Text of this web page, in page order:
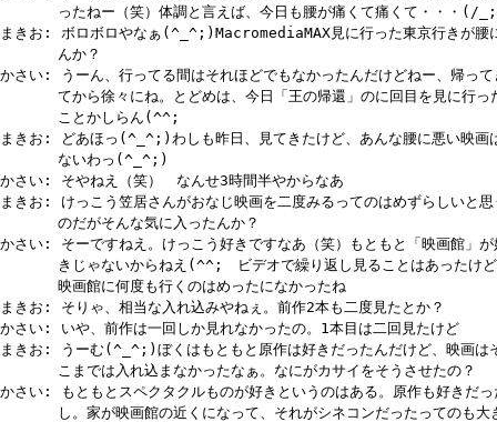
ったねー（笑）体調と言えば、今日も腰が痛くて痛くて・・・(/
まきお: ボロボロやなぁ(^_^;)MacromediaMAX見に行った東京行きが腰
んか？
かさい: うーん、行ってる間はそれほどでもなかったんだけどねー、帰って
てから徐々にね。とどめは、今日「王の帰還」のに回目を見に行っ
ことかしらん(^^;
まきお: どあほっ(^_^;)わしも昨日、見てきたけど、あんな腰に悪い映画
ないわっ(^_^;)
かさい: そやねえ（笑） なんせ3時間半やからなあ
まきお: けっこう笠居さんがおなじ映画を二度みるってのはめずらしいと思
のだがそんな気に入ったんか？
かさい: そーですねえ。けっこう好きですなあ（笑）もともと「映画館」が
きじゃないからねえ(^^; ビデオで繰り返し見ることはあったけど
映画館に何度も行くのはめったになかったね
まきお: そりゃ、相当な入れ込みやねぇ。前作2本も二度見たとか？
かさい: いや、前作は一回しか見れなかったの。1本目は二回見たけど
まきお: うーむ(^_^;)ぼくはもともと原作は好きだったんだけど、映画は
こまでは入れ込まなかったなぁ。なにがカサイをそうさせたの？
かさい: もともとスペクタクルものが好きというのはある。原作も好きだっ
し。家が映画館の近くになって、それがシネコンだったってのも大